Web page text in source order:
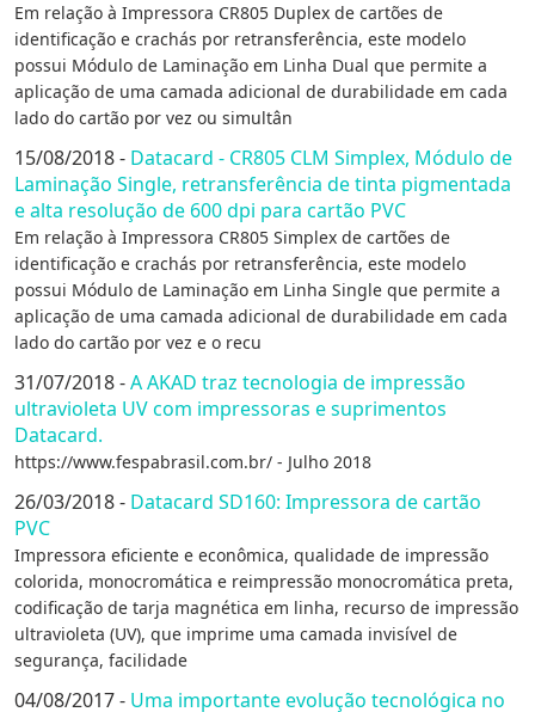
Em relação à Impressora CR805 Duplex de cartões de
identificação e crachás por retransferência, este modelo
possui Módulo de Laminação em Linha Dual que permite a
aplicação de uma camada adicional de durabilidade em cada
lado do cartão por vez ou simultân
15/08/2018 - Datacard - CR805 CLM Simplex, Módulo de
Laminação Single, retransferência de tinta pigmentada
e alta resolução de 600 dpi para cartão PVC
Em relação à Impressora CR805 Simplex de cartões de
identificação e crachás por retransferência, este modelo
possui Módulo de Laminação em Linha Single que permite a
aplicação de uma camada adicional de durabilidade em cada
lado do cartão por vez e o recu
31/07/2018 -A AKAD traz tecnologia de impressão
ultravioleta UV com impressoras e suprimentos
Datacard.
https://www.fespabrasil.com.br/ - Julho 2018
26/03/2018 - Datacard SD160: Impressora de cartão
PVC
Impressora eficiente e econômica, qualidade de impressão
colorida, monocromática e reimpressão monocromática preta,
codificação de tarja magnética em linha, recurso de impressão
ultravioleta (UV), que imprime uma camada invisível de
segurança, facilidade
04/08/2017 - Uma importante evolução tecnológica no